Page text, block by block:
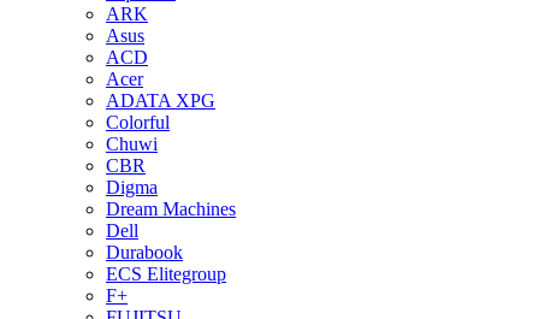
ARK
Asus
ACD
Acer
ADATA XPG
Colorful
Chuwi
CBR
Digma
Dream Machines
Dell
Durabook
ECS Elitegroup
F+